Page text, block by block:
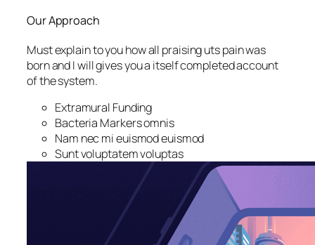
Our Approach
Must explain to you how all praising uts pain was
born and I will gives you a itself completed account
of the system.
Extramural Funding
Bacteria Markers omnis
Nam nec mi euismod euismod
Sunt voluptatem voluptas